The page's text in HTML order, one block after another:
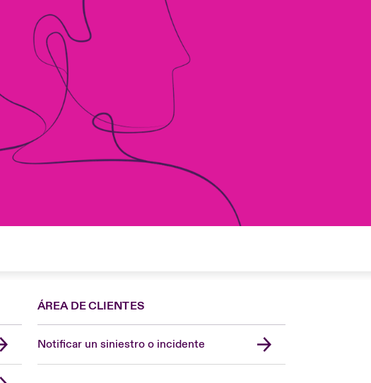
ÁREA DE CLIENTES
Notificar un siniestro o incidente
London Market